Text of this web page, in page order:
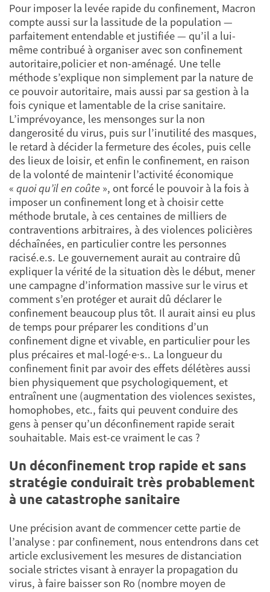
Pour imposer la levée rapide du confinement, Macron
compte aussi sur la lassitude de la population —
parfaitement entendable et justifiée — qu’il a lui-
même contribué à organiser avec son confinement
autoritaire,policier et non-aménagé. Une telle
méthode s’explique non simplement par la nature de
ce pouvoir autoritaire, mais aussi par sa gestion à la
fois cynique et lamentable de la crise sanitaire.
L’imprévoyance, les mensonges sur la non
dangerosité du virus, puis sur l’inutilité des masques,
le retard à décider la fermeture des écoles, puis celle
des lieux de loisir, et enfin le confinement, en raison
de la volonté de maintenir l’activité économique
« quoi qu’il en coûte », ont forcé le pouvoir à la fois à
imposer un confinement long et à choisir cette
méthode brutale, à ces centaines de milliers de
contraventions arbitraires, à des violences policières
déchaînées, en particulier contre les personnes
racisé.e.s. Le gouvernement aurait au contraire dû
expliquer la vérité de la situation dès le début, mener
une campagne d’information massive sur le virus et
comment s’en protéger et aurait dû déclarer le
confinement beaucoup plus tôt. Il aurait ainsi eu plus
de temps pour préparer les conditions d’un
confinement digne et vivable, en particulier pour les
plus précaires et mal-logé·e·s.. La longueur du
confinement finit par avoir des effets délétères aussi
bien physiquement que psychologiquement, et
entraînent une (augmentation des violences sexistes,
homophobes, etc., faits qui peuvent conduire des
gens à penser qu’un déconfinement rapide serait
souhaitable. Mais est-ce vraiment le cas ?
Un déconfinement trop rapide et sans
stratégie conduirait très probablement
à une catastrophe sanitaire
Une précision avant de commencer cette partie de
l’analyse : par confinement, nous entendrons dans cet
article exclusivement les mesures de distanciation
sociale strictes visant à enrayer la propagation du
virus, à faire baisser son Ro (nombre moyen de